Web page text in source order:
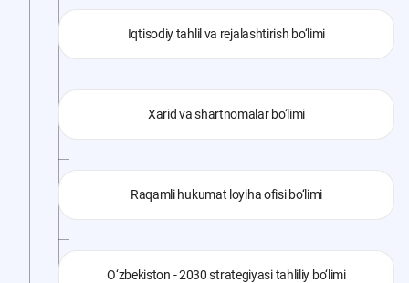
Iqtisodiy tahlil va rejalashtirish bo‘limi
Xarid va shartnomalar bo‘limi
Raqamli hukumat loyiha ofisi bo‘limi
O‘zbekiston - 2030 strategiyasi tahliliy bo‘limi